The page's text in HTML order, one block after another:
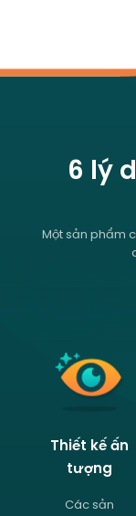
6 lý
Một sản phẩm
Thiết kế ấn
tượng
Các sản